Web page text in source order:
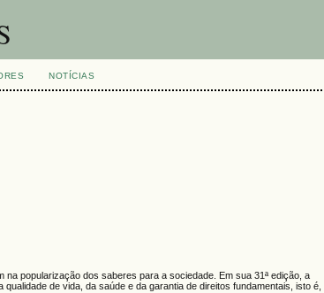
NOTÍCIAS
popularização dos saberes para a sociedade. Em sua 31ª edição, a
de vida, da saúde e da garantia de direitos fundamentais, isto é,